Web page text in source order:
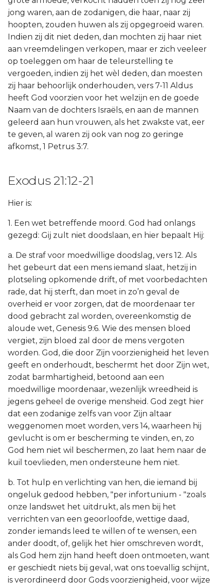
jong waren, aan de zodanigen, die haar, naar zij
hoopten, zouden huwen als zij opgegroeid waren.
Indien zij dit niet deden, dan mochten zij haar niet
aan vreemdelingen verkopen, maar er zich veeleer
op toeleggen om haar de teleurstelling te
vergoeden, indien zij het wèl deden, dan moesten
zij haar behoorlijk onderhouden, vers 7-11 Aldus
heeft God voorzien voor het welzijn en de goede
Naam van de dochters Israëls, en aan de mannen
geleerd aan hun vrouwen, als het zwakste vat, eer
te geven, al waren zij ook van nog zo geringe
afkomst, 1 Petrus 3:7.
Exodus 21:12-21
Hier is:
1. Een wet betreffende moord. God had onlangs
gezegd: Gij zult niet doodslaan, en hier bepaalt Hij:
a. De straf voor moedwillige doodslag, vers 12. Als
het gebeurt dat een mens iemand slaat, hetzij in
plotseling opkomende drift, of met voorbedachten
rade, dat hij sterft, dan moet in zo’n geval de
overheid er voor zorgen, dat de moordenaar ter
dood gebracht zal worden, overeenkomstig de
aloude wet, Genesis 9:6. Wie des mensen bloed
vergiet, zijn bloed zal door de mens vergoten
worden. God, die door Zijn voorzienigheid het leven
geeft en onderhoudt, beschermt het door Zijn wet,
zodat barmhartigheid, betoond aan een
moedwillige moordenaar, wezenlijk wreedheid is
jegens geheel de overige mensheid. God zegt hier
dat een zodanige zelfs van voor Zijn altaar
weggenomen moet worden, vers 14, waarheen hij
gevlucht is om er bescherming te vinden, en, zo
God hem niet wil beschermen, zo laat hem naar de
kuil toevlieden, men ondersteune hem niet.
b. Tot hulp en verlichting van hen, die iemand bij
ongeluk gedood hebben, "per infortunium - "zoals
onze landswet het uitdrukt, als men bij het
verrichten van een geoorloofde, wettige daad,
zonder iemands leed te willen of te wensen, een
ander doodt, of, gelijk het hier omschreven wordt,
als God hem zijn hand heeft doen ontmoeten, want
er geschiedt niets bij geval, wat ons toevallig schijnt,
is verordineerd door Gods voorzienigheid, voor wijze